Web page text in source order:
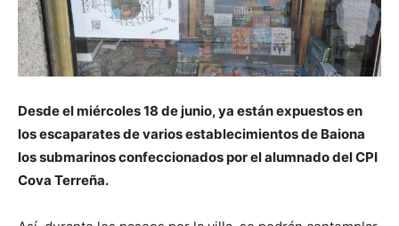
Desde el miércoles 18 de junio, ya están expuestos en
los escaparates de varios establecimientos de Baiona
los submarinos confeccionados por el alumnado del CPI
Cova Terreña.